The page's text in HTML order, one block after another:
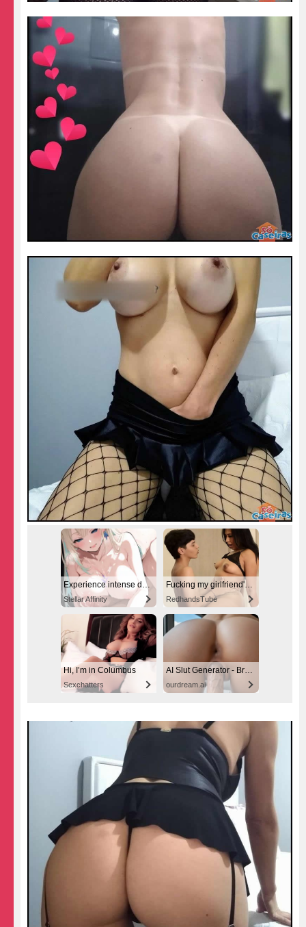
Experience intense desire for girls anytime, anywhere.
Stellar Affinity
Fucking my girlfriend's hot mommy by mistake
RedhandsTube
Hi, I’m in Columbus
Sexchatters
AI Slut Generator - Bring your Fantasies to life 🔥
ourdream.ai